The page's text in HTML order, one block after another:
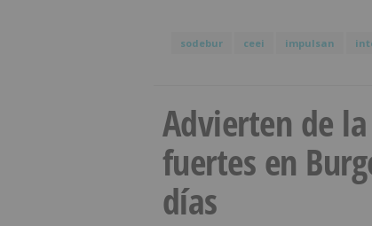
sodebur ceei impulsan
Advierten de
fuertes en
días